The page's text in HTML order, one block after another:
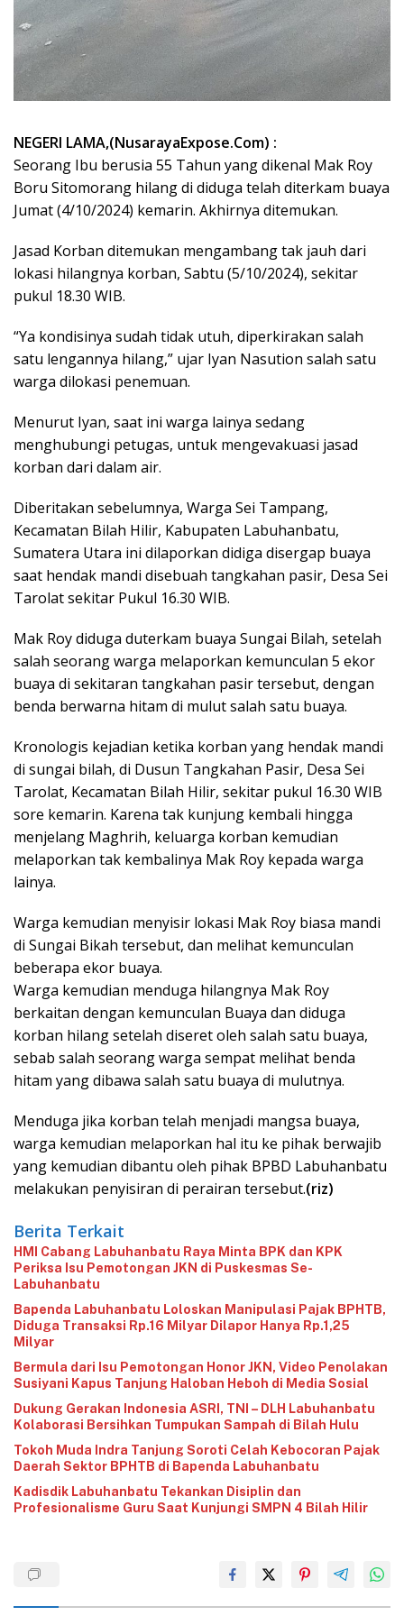
NEGERI LAMA,(NusarayaExpose.Com) :
Seorang Ibu berusia 55 Tahun yang dikenal Mak Roy
Boru Sitomorang hilang di diduga telah diterkam buaya
Jumat (4/10/2024) kemarin. Akhirnya ditemukan.
Jasad Korban ditemukan mengambang tak jauh dari
lokasi hilangnya korban, Sabtu (5/10/2024), sekitar
pukul 18.30 WIB.
“Ya kondisinya sudah tidak utuh, diperkirakan salah
satu lengannya hilang,” ujar Iyan Nasution salah satu
warga dilokasi penemuan.
Menurut Iyan, saat ini warga lainya sedang
menghubungi petugas, untuk mengevakuasi jasad
korban dari dalam air.
Diberitakan sebelumnya, Warga Sei Tampang,
Kecamatan Bilah Hilir, Kabupaten Labuhanbatu,
Sumatera Utara ini dilaporkan didiga disergap buaya
saat hendak mandi disebuah tangkahan pasir, Desa Sei
Tarolat sekitar Pukul 16.30 WIB.
Mak Roy diduga duterkam buaya Sungai Bilah, setelah
salah seorang warga melaporkan kemunculan 5 ekor
buaya di sekitaran tangkahan pasir tersebut, dengan
benda berwarna hitam di mulut salah satu buaya.
Kronologis kejadian ketika korban yang hendak mandi
di sungai bilah, di Dusun Tangkahan Pasir, Desa Sei
Tarolat, Kecamatan Bilah Hilir, sekitar pukul 16.30 WIB
sore kemarin. Karena tak kunjung kembali hingga
menjelang Maghrih, keluarga korban kemudian
melaporkan tak kembalinya Mak Roy kepada warga
lainya.
Warga kemudian menyisir lokasi Mak Roy biasa mandi
di Sungai Bikah tersebut, dan melihat kemunculan
beberapa ekor buaya.
Warga kemudian menduga hilangnya Mak Roy
berkaitan dengan kemunculan Buaya dan diduga
korban hilang setelah diseret oleh salah satu buaya,
sebab salah seorang warga sempat melihat benda
hitam yang dibawa salah satu buaya di mulutnya.
Menduga jika korban telah menjadi mangsa buaya,
warga kemudian melaporkan hal itu ke pihak berwajib
yang kemudian dibantu oleh pihak BPBD Labuhanbatu
melakukan penyisiran di perairan tersebut.(riz)
Berita Terkait
‎HMI Cabang Labuhanbatu Raya Minta BPK dan KPK
Periksa Isu Pemotongan JKN di Puskesmas Se-
Labuhanbatu‎‎
‎Bapenda Labuhanbatu Loloskan Manipulasi Pajak BPHTB,
Diduga Transaksi Rp.16 Milyar Dilapor Hanya Rp.1,25
Milyar
‎Bermula dari Isu Pemotongan Honor JKN, Video Penolakan
Susiyani Kapus Tanjung Haloban Heboh di Media Sosial‎‎‎‎
‎Dukung Gerakan Indonesia ASRI, TNI – DLH Labuhanbatu
Kolaborasi Bersihkan Tumpukan Sampah di Bilah Hulu
‎Tokoh Muda Indra Tanjung Soroti Celah Kebocoran Pajak
Daerah Sektor BPHTB di Bapenda Labuhanbatu
‎Kadisdik Labuhanbatu Tekankan Disiplin dan
Profesionalisme Guru Saat Kunjungi SMPN 4 Bilah Hilir